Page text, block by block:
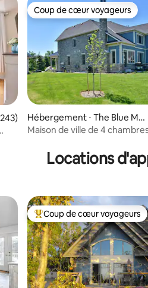
moyenne sur la base de 243
Coup de cœur voyageurs
Coup de cœur voyageurs
Hébergement ⋅ The Blue Mo
untains
Maison de ville de 4
Locations
Coups de cœur voyageurs
Coup de cœur voyageurs